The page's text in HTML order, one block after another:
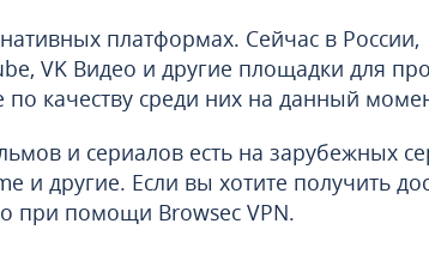
платформах. Сейчас в России,
VK Видео и другие площадки для
качеству среди них на данный
и сериалов есть на зарубежных
и другие. Если вы хотите получить
при помощи Browsec VPN.